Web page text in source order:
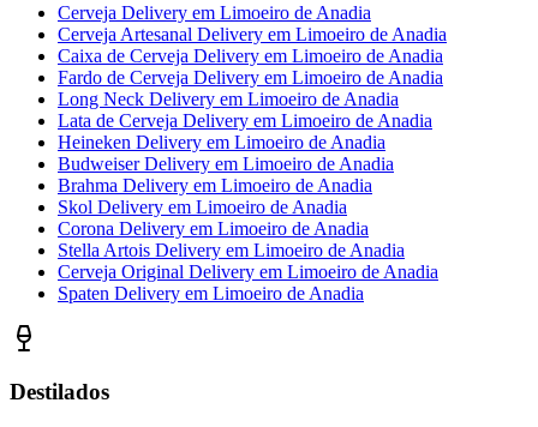
Cerveja Delivery em Limoeiro de Anadia
Cerveja Artesanal Delivery em Limoeiro de Anadia
Caixa de Cerveja Delivery em Limoeiro de Anadia
Fardo de Cerveja Delivery em Limoeiro de Anadia
Long Neck Delivery em Limoeiro de Anadia
Lata de Cerveja Delivery em Limoeiro de Anadia
Heineken Delivery em Limoeiro de Anadia
Budweiser Delivery em Limoeiro de Anadia
Brahma Delivery em Limoeiro de Anadia
Skol Delivery em Limoeiro de Anadia
Corona Delivery em Limoeiro de Anadia
Stella Artois Delivery em Limoeiro de Anadia
Cerveja Original Delivery em Limoeiro de Anadia
Spaten Delivery em Limoeiro de Anadia
Destilados